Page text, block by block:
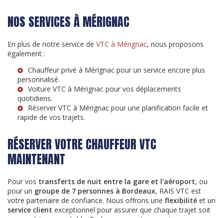
NOS SERVICES À MÉRIGNAC
En plus de notre service de VTC à Mérignac, nous proposons
également :
Chauffeur privé à Mérignac pour un service encore plus
personnalisé.
Voiture VTC à Mérignac pour vos déplacements
quotidiens.
Réserver VTC à Mérignac pour une planification facile et
rapide de vos trajets.
RÉSERVER VOTRE CHAUFFEUR VTC
MAINTENANT
Pour vos transferts de nuit entre la gare et l'aéroport, ou
pour un groupe de 7 personnes à Bordeaux, RAIS VTC est
votre partenaire de confiance. Nous offrons une flexibilité et un
service client exceptionnel pour assurer que chaque trajet soit